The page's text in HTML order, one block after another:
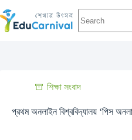
শিক্ষা সংবাদ
প্রথম অনলাইন বিশ্ববিদ্যালয় ‘পিস